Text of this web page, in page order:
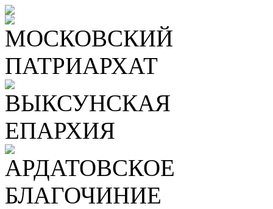
МОСКОВСКИЙ
ПАТРИАРХАТ
ВЫКСУНСКАЯ
ЕПАРХИЯ
АРДАТОВСКОЕ
БЛАГОЧИНИЕ